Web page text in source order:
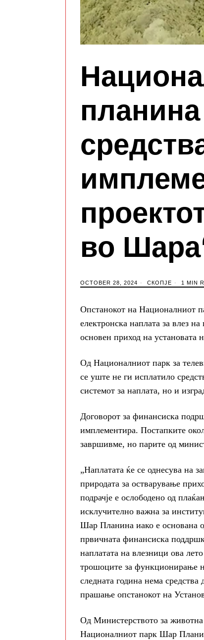
во
OCTOBER 28, 2024 СКОПЈЕ 1 MIN
Опстанокот на Националниот
електронска наплата за влез
основен приход на установата
Од Националниот парк за
се уште не ги исплатило
системот за наплата, но и
Договорот за финансиска
имплементира. Постапките
завршивме, но парите од
„Наплатата ќе се однесува на
природата за остварување
подрачје е ослободено од
исклучително важна за
Шар Планина иако е основана
првичната финансиска
наплатата на влезници ова
трошоците за функционирање
следната година нема
прашање опстанокот на
Од Министерството за животна
Националниот парк Шар